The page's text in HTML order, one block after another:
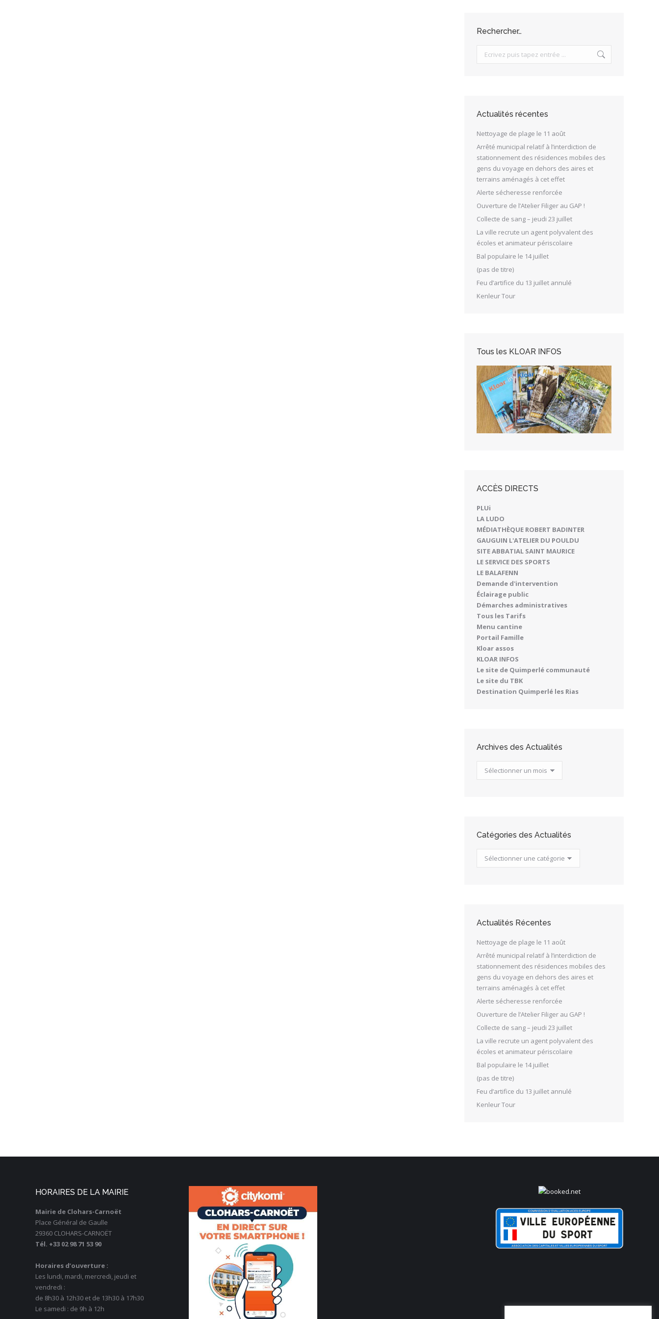
Rechercher…
Search:
Actualités récentes
Nettoyage de plage le 11 août
Arrêté municipal relatif à l’interdiction de
stationnement des résidences mobiles des
gens du voyage en dehors des aires et
terrains aménagés à cet effet
Alerte sécheresse renforcée
Ouverture de l’Atelier Filiger au GAP !
Collecte de sang – jeudi 23 juillet
La ville recrute un agent polyvalent des
écoles et animateur périscolaire
Bal populaire le 14 juillet
(pas de titre)
Feu d’artifice du 13 juillet annulé
Kenleur Tour
Tous les KLOAR INFOS
ACCÈS DIRECTS
PLUi
LA LUDO
MÉDIATHÈQUE ROBERT BADINTER
GAUGUIN L'ATELIER DU POULDU
SITE ABBATIAL SAINT MAURICE
LE SERVICE DES SPORTS
LE BALAFENN
Demande d'intervention
Éclairage public
Démarches administratives
Tous les Tarifs
Menu cantine
Portail Famille
Kloar assos
KLOAR INFOS
Le site de Quimperlé communauté
Le site du TBK
Destination Quimperlé les Rias
Archives des Actualités
Archives
des
Catégories des Actualités
Catégories
des
Actualités Récentes
Nettoyage de plage le 11 août
Arrêté municipal relatif à l’interdiction de
stationnement des résidences mobiles des
gens du voyage en dehors des aires et
terrains aménagés à cet effet
Alerte sécheresse renforcée
Ouverture de l’Atelier Filiger au GAP !
Collecte de sang – jeudi 23 juillet
La ville recrute un agent polyvalent des
écoles et animateur périscolaire
Bal populaire le 14 juillet
(pas de titre)
Feu d’artifice du 13 juillet annulé
Kenleur Tour
HORAIRES DE LA MAIRIE
Mairie de Clohars-Carnoët
Place Général de Gaulle
29360 CLOHARS-CARNOËT
Tél. +33 02 98 71 53 90
Horaires d’ouverture :
Les lundi, mardi, mercredi, jeudi et
vendredi :
de 8h30 à 12h30 et de 13h30 à 17h30
Le samedi : de 9h à 12h